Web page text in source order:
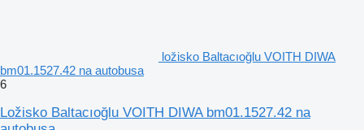
ložisko Baltacıoğlu VOITH DIWA
bm01.1527.42 na autobusa
6
Ložisko Baltacıoğlu VOITH DIWA bm01.1527.42 na